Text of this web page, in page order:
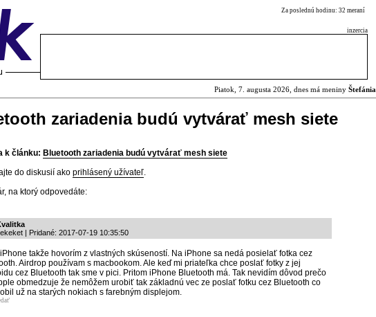
Za poslednú hodinu: 32 meraní
inzercia
Piatok, 7. augusta 2026, dnes má meniny Štefánia
zariadenia budú vytvárať mesh siete
k článku: Bluetooth zariadenia budú vytvárať mesh siete
do diskusií ako prihlásený užívateľ.
na ktorý odpovedáte:
| Pridané: 2017-07-19 10:35:50
takže hovorím z vlastných skúseností. Na iPhone sa nedá posielať fotka cez
Airdrop používam s macbookom. Ale keď mi priateľka chce poslať fotky z jej
cez Bluetooth tak sme v pici. Pritom iPhone Bluetooth má. Tak nevidím dôvod prečo
obmedzuje že nemôžem urobiť tak základnú vec ze poslať fotku cez Bluetooth co
už na starých nokiach s farebným displejom.